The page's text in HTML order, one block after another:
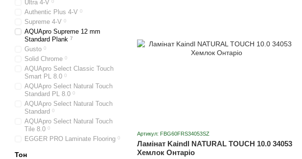
Артикул: FBG60FRS34053SZ
Ламінат Kaindl NATURAL TOUCH 10.0 34053
Хемлок Онтаріо
Ultra 4-V 0
Authentic Plus 4-V 0
Supreme 4-V 0
AQUApro Supreme 12 mm
Standard Plank 7
Gusto 0
Solid Chrome 0
AQUApro Select Classic Touch
Smart PL 8.0 0
AQUApro Select Natural Touch
Standard PL 8.0 0
AQUApro Select Natural Touch
Standard 0
AQUApro Select Natural Touch
Tile 8.0 0
EGGER PRO Laminate Flooring 0
Тон